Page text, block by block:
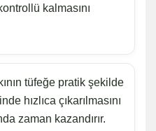
kalmasını
tüfeğe pratik şekilde
hızlıca çıkarılmasını
zaman kazandırır.